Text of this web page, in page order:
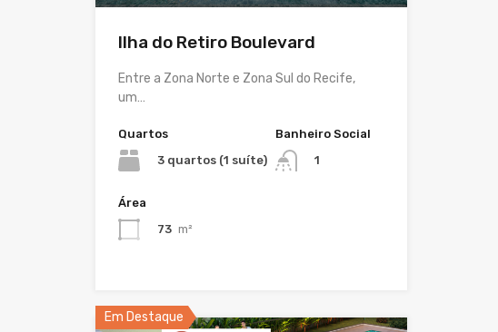
Ilha do Retiro Boulevard
Entre a Zona Norte e Zona Sul do Recife,
um…
Quartos
3 quartos (1 suíte)
Banheiro Social
1
Área
73 m²
Em Destaque